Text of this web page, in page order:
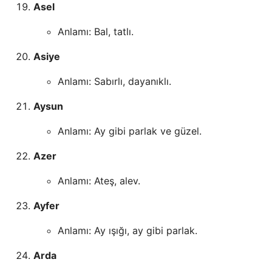
Asel
Anlamı: Bal, tatlı.
Asiye
Anlamı: Sabırlı, dayanıklı.
Aysun
Anlamı: Ay gibi parlak ve güzel.
Azer
Anlamı: Ateş, alev.
Ayfer
Anlamı: Ay ışığı, ay gibi parlak.
Arda